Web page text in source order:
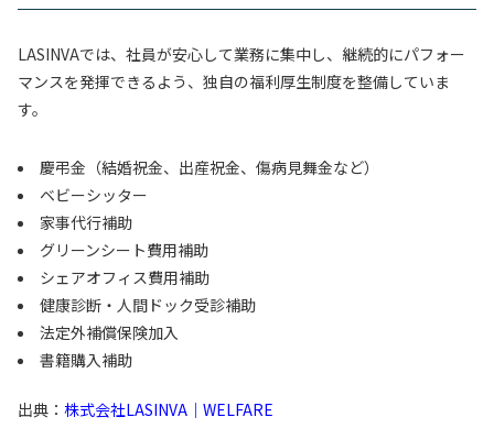
LASINVAでは、社員が安心して業務に集中し、継続的にパフォー
マンスを発揮できるよう、独自の福利厚生制度を整備していま
す。
慶弔金（結婚祝金、出産祝金、傷病見舞金など）
ベビーシッター
家事代行補助
グリーンシート費用補助
シェアオフィス費用補助
健康診断・人間ドック受診補助
法定外補償保険加入
書籍購入補助
出典： 株式会社LASINVA｜WELFARE